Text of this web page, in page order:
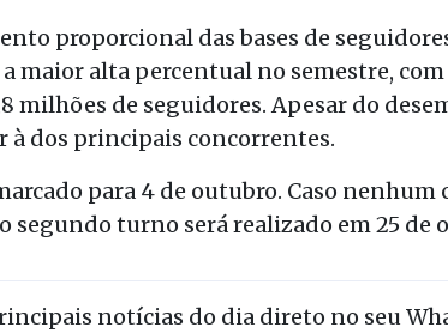
proporcional das bases de
maior alta percentual no semestre, com
milhões de seguidores. Apesar do
dos principais concorrentes.
para 4 de outubro. Caso nenhum
segundo turno será realizado em 25 de
notícias do dia direto no seu